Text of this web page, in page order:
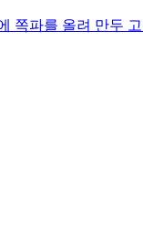
쪽파를 올려 만두